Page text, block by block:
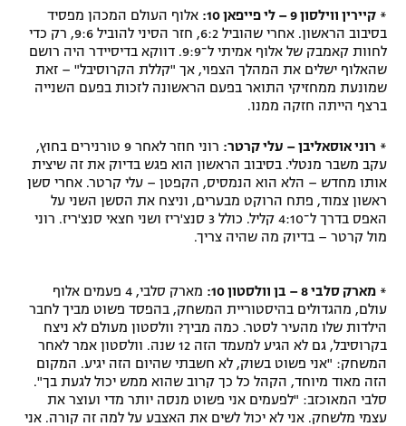
* קיירין ווילסון 9 – לי פייפאן 10:
אלוף העולם המכהן מפסיד
בסיבוב הראשון. אחרי שהוביל 6:2, חזר הסיני להוביל 9:6, רק כדי
לחוות קאמבק של אלוף אמיתי ל־9:9. דווקא בדיסיידר היה רושם
שהאלוף ישלים את המהלך הצפוי, אך "קללת הקרוסיבל" – זאת
שמונעת ממחזיקי התואר בפעם הראשונה לזכות בפעם השנייה
ברצף הייתה חזקה ממנו.
* רוני אוסאליבן – עלי קרטר:
רוני חוזר לאחר 9 טורנירים בחוץ,
עקב משבר מנטלי. בסיבוב הראשון הוא פגש בדיוק את זה שיצית
אותו מחדש – הלא הוא הנמסיס, הקפטן – עלי קרטר. אחרי סשן
ראשון צמוד, פתח הרוקט מבערים, וניצח את הסשן השני על
האפס בדרך ל־4:10 קליל. כולל 3 סנצ'ריז ושני חצאי סנצ'ריז. רוני
מול קרטר – בדיוק מה שהיה צריך.
* מארק סלבי 8 – בן וולסטון 10:
מארק סלבי, 4 פעמים אלוף
עולם, מהגדולים בהיסטוריית המשחק, בהפסד פשוט מביך לחבר
הילדות שלו מהעיר לסטר. כמה מביך? וולסטון מעולם לא ניצח
בקרוסיבל, גם לא הגיע למעמד הזה 12 שנה. וולסטון אמר לאחר
המשחק: "אני פשוט בשוק, לא חשבתי שהיום הזה יגיע. המקום
הזה מאוד מיוחד, הקהל כל כך קרוב שהוא ממש יכול לגעת בך".
סלבי המאוכזב: "לפעמים אני פשוט מנסה יותר מדי ועוצר את
עצמי מלשחק. אני לא יכול לשים את האצבע על למה זה קורה. אני